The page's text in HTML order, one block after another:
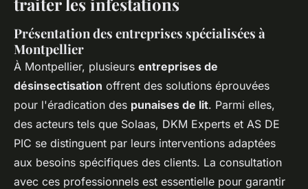
Présentation des entreprises spécialisées à
Montpellier
À Montpellier, plusieurs entreprises de
désinsectisation offrent des solutions éprouvées
pour l'éradication des punaises de lit. Parmi elles,
des acteurs tels que Solaas, DKM Experts et AS DE
PIC se distinguent par leurs interventions adaptées
aux besoins spécifiques des clients. La consultation
avec ces professionnels est essentielle pour garantir